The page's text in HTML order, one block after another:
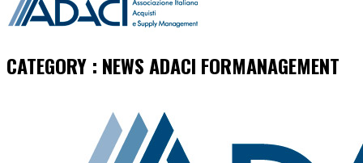
CATEGORY : NEWS ADACI FORMANAGEMENT